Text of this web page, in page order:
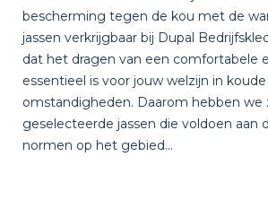
bescherming tegen de kou met de
jassen verkrijgbaar bij Dupal
dat het dragen van een comfortabele
essentieel is voor jouw welzijn in koude
omstandigheden. Daarom hebben we
geselecteerde jassen die voldoen aan
normen op het gebied...